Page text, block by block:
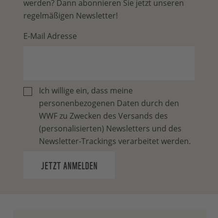
werden? Dann abonnieren Sie jetzt unseren
regelmäßigen Newsletter!
E-Mail Adresse
Ich willige ein, dass meine
personenbezogenen Daten durch den
WWF zu Zwecken des Versands des
(personalisierten) Newsletters und des
Newsletter-Trackings verarbeitet werden.
JETZT ANMELDEN